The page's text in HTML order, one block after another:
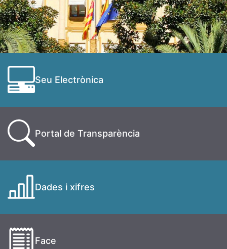
Seu Electrònica
Portal de Transparència
Dades i xifres
Face